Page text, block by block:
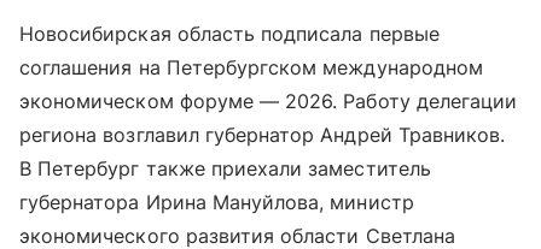
Новосибирская область подписала первые
соглашения на Петербургском международном
экономическом форуме — 2026. Работу делегации
региона возглавил губернатор Андрей Травников.
В Петербург также приехали заместитель
губернатора Ирина Мануйлова, министр
экономического развития области Светлана